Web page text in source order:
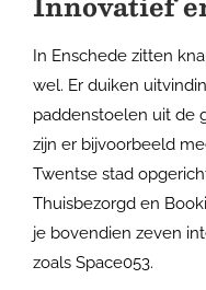
In Enschede zitten
wel. Er duiken
paddenstoelen uit de
zijn er bijvoorbeeld
Twentse stad
Thuisbezorgd en
je bovendien zeven
zoals Space053.